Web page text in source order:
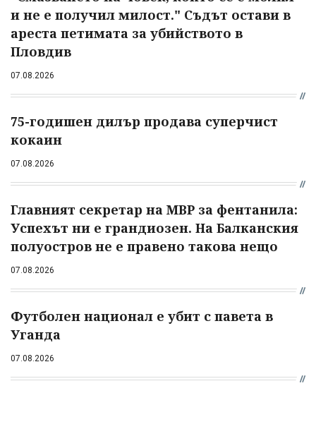
и не е получил милост." Съдът остави в
ареста петимата за убийството в
Пловдив
07.08.2026
75-годишен дилър продава суперчист
кокаин
07.08.2026
Главният секретар на МВР за фентанила:
Успехът ни е грандиозен. На Балканския
полуостров не е правено такова нещо
07.08.2026
Футболен национал е убит с павета в
Уганда
07.08.2026